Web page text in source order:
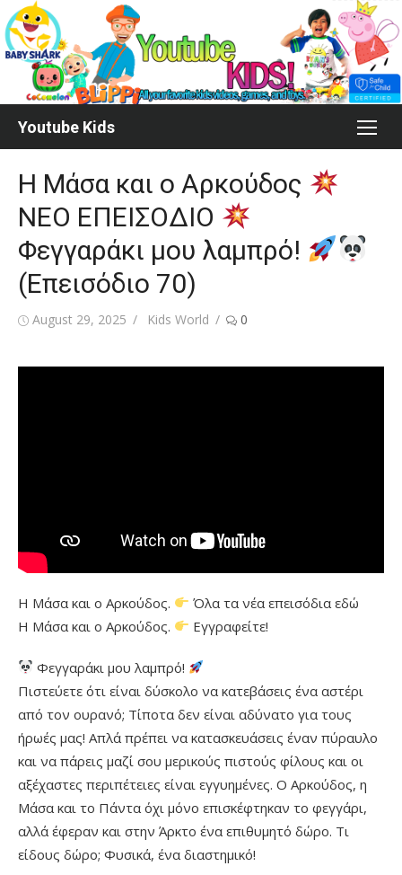
Skip
to
content
Youtube Kids
Η Μάσα και ο Αρκούδος
ΝΕΟ ΕΠΕΙΣΟΔΙΟ
Φεγγαράκι μου λαμπρό!
(Επεισόδιο 70)
Posted
August 29, 2025 Author
Kids World 0
Η Μάσα και ο Αρκούδος.
Όλα τα νέα επεισόδια εδώ
Η Μάσα και ο Αρκούδος.
Εγγραφείτε!
Φεγγαράκι μου λαμπρό!
Πιστεύετε ότι είναι δύσκολο να κατεβάσεις ένα αστέρι
από τον ουρανό; Τίποτα δεν είναι αδύνατο για τους
ήρωές μας! Απλά πρέπει να κατασκευάσεις έναν πύραυλο
και να πάρεις μαζί σου μερικούς πιστούς φίλους και οι
αξέχαστες περιπέτειες είναι εγγυημένες. Ο Αρκούδος, η
Μάσα και το Πάντα όχι μόνο επισκέφτηκαν το φεγγάρι,
αλλά έφεραν και στην Άρκτο ένα επιθυμητό δώρο. Τι
είδους δώρο; Φυσικά, ένα διαστημικό!